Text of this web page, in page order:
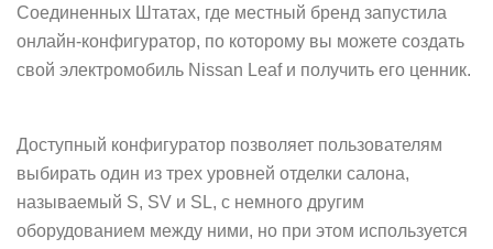
Соединенных Штатах, где местный бренд запустила
онлайн-конфигуратор, по которому вы можете создать
свой электромобиль Nissan Leaf и получить его ценник.
Доступный конфигуратор позволяет пользователям
выбирать один из трех уровней отделки салона,
называемый S, SV и SL, с немного другим
оборудованием между ними, но при этом используется